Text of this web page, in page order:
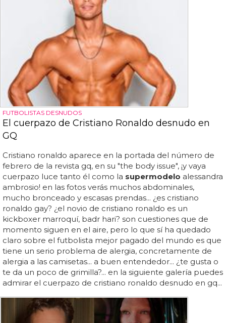
FUTBOLISTAS DESNUDOS
El cuerpazo de Cristiano Ronaldo desnudo en
GQ
Cristiano ronaldo aparece en la portada del número de
febrero de la revista gq, en su "the body issue", ¡y vaya
cuerpazo luce tanto él como la supermodelo alessandra
ambrosio! en las fotos verás muchos abdominales,
mucho bronceado y escasas prendas... ¿es cristiano
ronaldo gay? ¿el novio de cristiano ronaldo es un
kickboxer marroquí, badr hari? son cuestiones que de
momento siguen en el aire, pero lo que sí ha quedado
claro sobre el futbolista mejor pagado del mundo es que
tiene un serio problema de alergia, concretamente de
alergia a las camisetas... a buen entendedor... ¿te gusta o
te da un poco de grimilla?... en la siguiente galería puedes
admirar el cuerpazo de cristiano ronaldo desnudo en gq...